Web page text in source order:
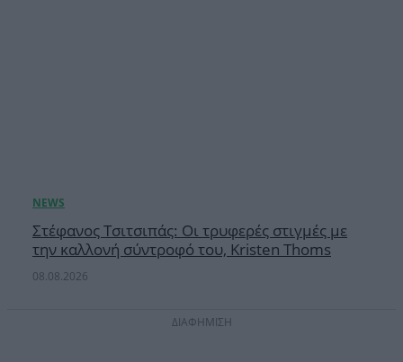
Στέφανος Τσιτσιπάς: Οι τρυφερές στιγμές με
την καλλονή σύντροφό του, Kristen Thoms
08.08.2026
ΔΙΑΦΗΜΙΣΗ